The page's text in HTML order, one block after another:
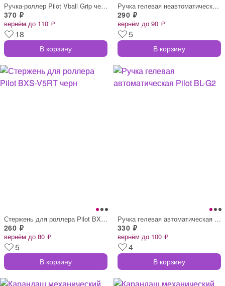
Ручка-роллер Pilot Vball Grip черная тол
370 ₽
вернём до 110 ₽
18
В корзину
Ручка гелевая неавтоматическая Pilot BLG
290 ₽
вернём до 90 ₽
5
В корзину
Стержень для роллера Pilot BXS-V5RT черн
260 ₽
вернём до 80 ₽
5
В корзину
Ручка гелевая автоматическая Pilot BL-G2
330 ₽
вернём до 100 ₽
4
В корзину